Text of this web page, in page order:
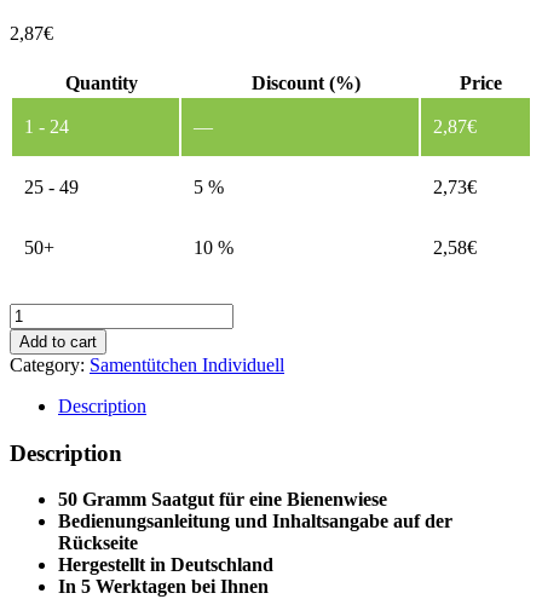
2,87€
Quantity Discount (%) Price
1 - 24 — 2,87€
25 - 49 5 % 2,73€
50+ 10 % 2,58€
Samentüte
50
Gramm
-
ohne
individuellen
Druck
|
quantity
Add to cart
Category: Samentütchen Individuell
Description
Description
50 Gramm Saatgut für eine Bienenwiese
Bedienungsanleitung und Inhaltsangabe auf der
Rückseite
Hergestellt in Deutschland
In 5 Werktagen bei Ihnen